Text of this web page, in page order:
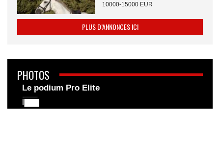
10000-15000 EUR
PLUS D’ANNONCES ICI
PHOTOS
Le podium Pro Elite